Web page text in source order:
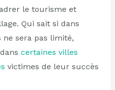
le tourisme et
Qui sait si dans
ne sera pas limité,
certaines villes
victimes de leur succès